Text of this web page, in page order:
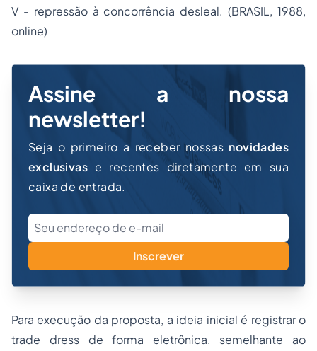
V - repressão à concorrência desleal. (BRASIL, 1988,
online)
Assine a nossa
newsletter!
Seja o primeiro a receber nossas novidades
exclusivas e recentes diretamente em sua
caixa de entrada.
Inscrever
Para execução da proposta, a ideia inicial é registrar o
trade dress de forma eletrônica, semelhante ao